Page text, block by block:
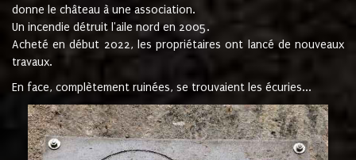
donne le château à une association.
Un incendie détruit l'aile nord en 2005.
Acheté en début 2022, les propriétaires ont lancé de nouveaux
travaux.
En face, complètement ruinées, se trouvaient les écuries...